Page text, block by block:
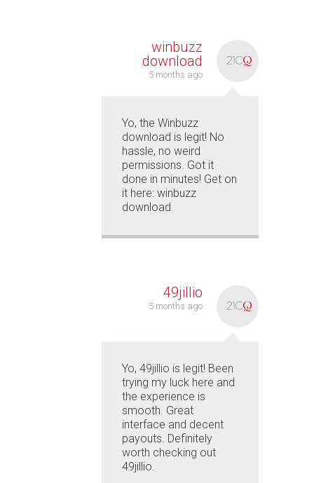
winbuzz
download
5 months ago
Yo, the Winbuzz
download is legit! No
hassle, no weird
permissions. Got it
done in minutes! Get on
it here: winbuzz
download
49jillio
5 months ago
Yo, 49jillio is legit! Been
trying my luck here and
the experience is
smooth. Great
interface and decent
payouts. Definitely
worth checking out
49jillio.